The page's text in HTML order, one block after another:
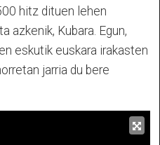
hitz dituen lehen
azkenik, Kubara. Egun,
eskutik euskara irakasten
jarria du bere